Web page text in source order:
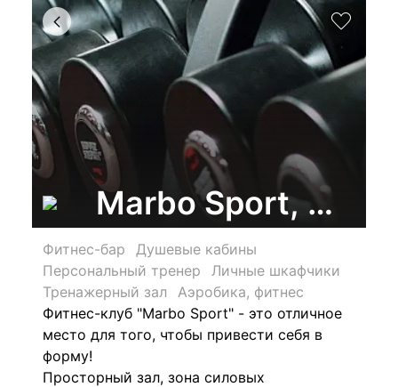
Marbo Sport,
Фитнес-бар
Душевые кабины
Персональный тренер
Личные шкафчики
Тренажерный зал
Аэробика, фитнес
Фитнес-клуб "Marbo Sport" - это отличное
место для того, чтобы привести себя в
форму!
Просторный зал, зона силовых